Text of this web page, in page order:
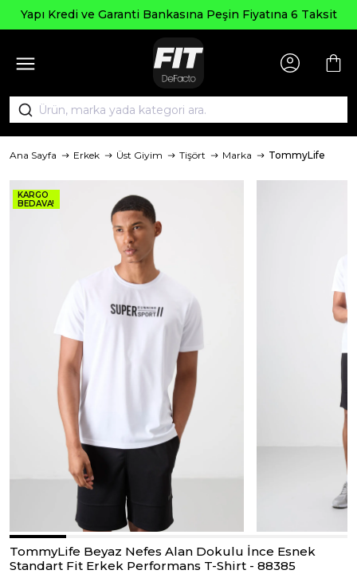
Yapı Kredi ve Garanti Bankasına Peşin Fiyatına 6 Taksit
Ana Sayfa Erkek Üst Giyim Tişört Marka TommyLife
KARGO
BEDAVA!
TommyLife Beyaz Nefes Alan Dokulu İnce Esnek
Standart Fit Erkek Performans T-Shirt - 88385